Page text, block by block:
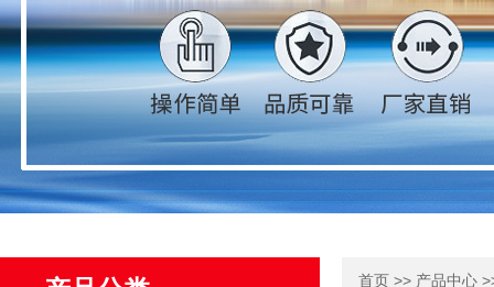
首页 >> 产品中心